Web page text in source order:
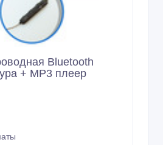
Bluetooth
+ MP3 плеер